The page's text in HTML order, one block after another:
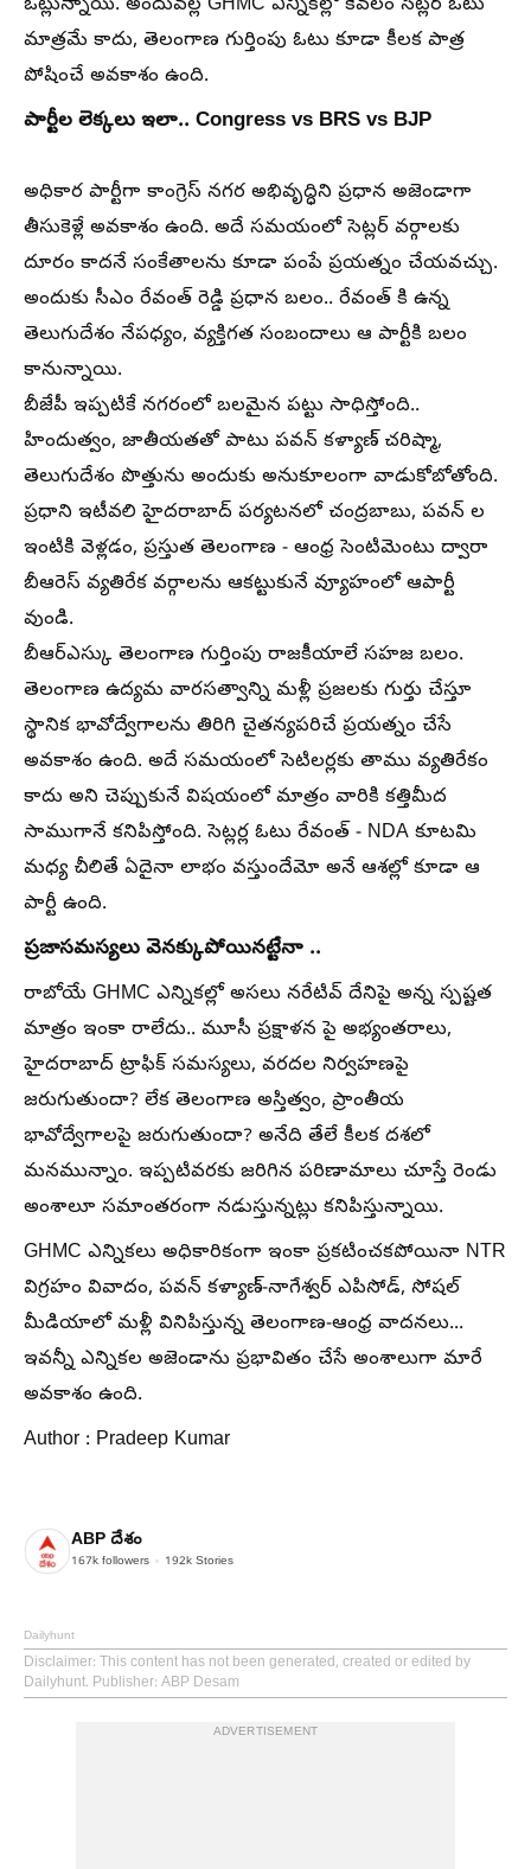
ఓట్లున్నాయి. అందువల్ల GHMC ఎన్నికల్లో కేవలం సెట్లర్ ఓటు
మాత్రమే కాదు, తెలంగాణ గుర్తింపు ఓటు కూడా కీలక పాత్ర
పోషించే అవకాశం ఉంది.
పార్టీల లెక్కలు ఇలా.. Congress vs BRS vs BJP
అధికార పార్టీగా కాంగ్రెస్ నగర అభివృద్ధిని ప్రధాన అజెండాగా
తీసుకెళ్లే అవకాశం ఉంది. అదే సమయంలో సెట్లర్ వర్గాలకు
దూరం కాదనే సంకేతాలను కూడా పంపే ప్రయత్నం చేయవచ్చు.
అందుకు సీఎం రేవంత్ రెడ్డి ప్రధాన బలం.. రేవంత్ కి ఉన్న
తెలుగుదేశం నేపధ్యం, వ్యక్తిగత సంబందాలు ఆ పార్టీకి బలం
కానున్నాయి.
బీజేపీ ఇప్పటికే నగరంలో బలమైన పట్టు సాధిస్తోంది..
హిందుత్వం, జాతీయతతో పాటు పవన్ కళ్యాణ్ చరిష్మా,
తెలుగుదేశం పొత్తును అందుకు అనుకూలంగా వాడుకోబోతోంది.
ప్రధాని ఇటీవలి హైదరాబాద్ పర్యటనలో చంద్రబాబు, పవన్ ల
ఇంటికి వెళ్లడం, ప్రస్తుత తెలంగాణ - ఆంధ్ర సెంటిమెంటు ద్వారా
బీఆరెస్ వ్యతిరేక వర్గాలను ఆకట్టుకునే వ్యూహంలో ఆపార్టీ
వుండి.
బీఆర్ఎస్కు తెలంగాణ గుర్తింపు రాజకీయాలే సహజ బలం.
తెలంగాణ ఉద్యమ వారసత్వాన్ని మళ్లీ ప్రజలకు గుర్తు చేస్తూ
స్థానిక భావోద్వేగాలను తిరిగి చైతన్యపరిచే ప్రయత్నం చేసే
అవకాశం ఉంది. అదే సమయంలో సెటిలర్లకు తాము వ్యతిరేకం
కాదు అని చెప్పుకునే విషయంలో మాత్రం వారికి కత్తిమీద
సాముగానే కనిపిస్తోంది. సెట్లర్ల ఓటు రేవంత్ - NDA కూటమి
మధ్య చీలితే ఏదైనా లాభం వస్తుందేమో అనే ఆశల్లో కూడా ఆ
పార్టీ ఉంది.
ప్రజాసమస్యలు వెనక్కుపోయినట్టేనా ..
రాబోయే GHMC ఎన్నికల్లో అసలు నరేటివ్ దేనిపై అన్న స్పష్టత
మాత్రం ఇంకా రాలేదు.. మూసీ ప్రక్షాళన పై అభ్యంతరాలు,
హైదరాబాద్ ట్రాఫిక్ సమస్యలు, వరదల నిర్వహణపై
జరుగుతుందా? లేక తెలంగాణ అస్తిత్వం, ప్రాంతీయ
భావోద్వేగాలపై జరుగుతుందా? అనేది తేలే కీలక దశలో
మనమున్నాం. ఇప్పటివరకు జరిగిన పరిణామాలు చూస్తే రెండు
అంశాలూ సమాంతరంగా నడుస్తున్నట్లు కనిపిస్తున్నాయి.
GHMC ఎన్నికలు అధికారికంగా ఇంకా ప్రకటించకపోయినా NTR
విగ్రహం వివాదం, పవన్ కళ్యాణ్-నాగేశ్వర్ ఎపిసోడ్, సోషల్
మీడియాలో మళ్లీ వినిపిస్తున్న తెలంగాణ-ఆంధ్ర వాదనలు...
ఇవన్నీ ఎన్నికల అజెండాను ప్రభావితం చేసే అంశాలుగా మారే
అవకాశం ఉంది.
Author : Pradeep Kumar
ABP దేశం
167k followers 192k Stories
Dailyhunt
Disclaimer: This content has not been generated, created or edited by
Dailyhunt. Publisher: ABP Desam
ADVERTISEMENT